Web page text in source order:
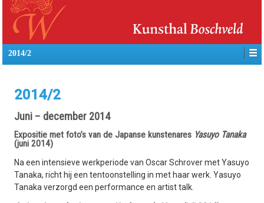
2014/2
2014/2
Juni – december 2014
Expositie met foto’s van de Japanse kunstenares Yasuyo Tanaka
(juni 2014)
Na een intensieve werkperiode van Oscar Schrover met Yasuyo
Tanaka, richt hij een tentoonstelling in met haar werk. Yasuyo
Tanaka verzorgd een performance en artist talk.